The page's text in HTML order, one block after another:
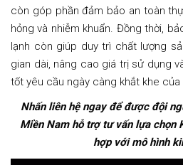
còn góp phần đảm bảo an toàn
hỏng và nhiễm khuẩn. Đồng thời,
lạnh còn giúp duy trì chất lượng
gian dài, nâng cao giá trị sử dụng
tốt yêu cầu ngày càng khắt khe của
Nhấn liên hệ ngay để được đội
Miền Nam hỗ trợ tư vấn lựa chọn
hợp với mô hình